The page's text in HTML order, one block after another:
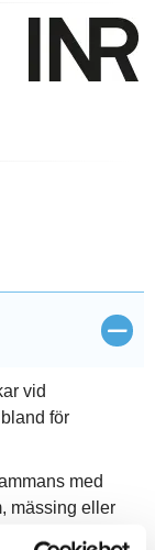
Stäng
vid
för
med
mässing eller